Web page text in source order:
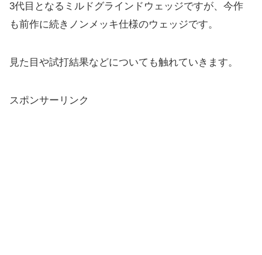
3代目となるミルドグラインドウェッジですが、 今作
も前作に続きノンメッキ仕様のウェッジです。
見た目や試打結果などについても触れていきます。
スポンサーリンク